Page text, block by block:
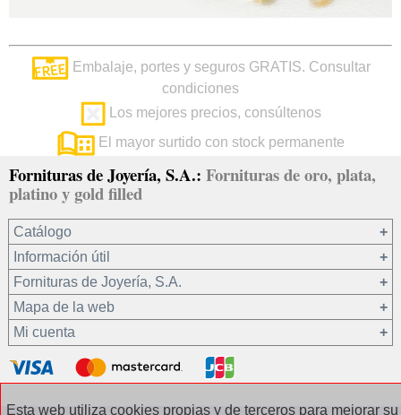
Embalaje, portes y seguros GRATIS. Consultar
condiciones
Los mejores precios, consúltenos
El mayor surtido con stock permanente
Fornituras de Joyería, S.A.: Fornituras de oro, plata,
platino y gold filled
Catálogo
Oro 18 kt
Oro 9 kt
Platino 22.8 kt
Plata 925
Gold filled 14/20
Otros materiales
Cadenas de plata
Información útil
Fornituras de Joyería, S.A.
¿Quiénes somos?
Condiciones de venta
Privacidad de sus datos
Política de cookies
Contacto / Dónde estamos
Mapa de la web
Mi cuenta
Registro / Iniciar sesión
Recuperar contraseña
Esta web utiliza cookies propias y de terceros para mejorar su